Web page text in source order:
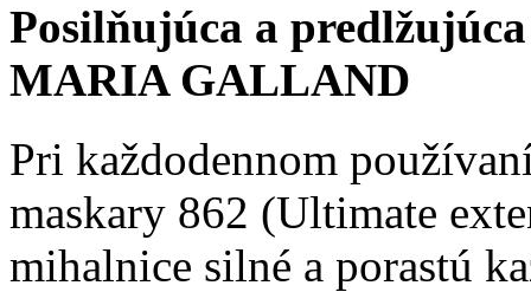
Posilňujúca a
MARIA GALLAND
Pri každodennom
maskary 862 (Ultimate
mihalnice silné a porastú